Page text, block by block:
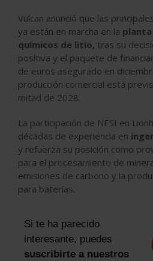
Vulcan anunció que las
ya están en marcha en la
químicos de litio, tras su
positiva y el paquete de
de euros asegurado en
producción comercial está
mitad de 2028.
La participación de NESI en
décadas de experiencia en
y refuerza su posición como
para el procesamiento de
emisiones de carbono y la
para baterías.
Si te ha parecido
interesante, puedes
suscribirte a nuestros